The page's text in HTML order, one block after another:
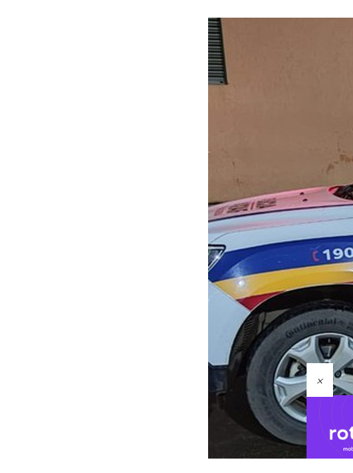
×